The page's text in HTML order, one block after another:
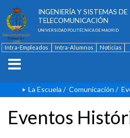
INGENIERÍA Y SISTEMAS DE
TELECOMUNICACIÓN
UNIVERSIDAD POLITÉCNICA DE MADRID
Intra-Empleados Intra-Alumnos
Noticias
La Escuela / Comunicación /
Eventos